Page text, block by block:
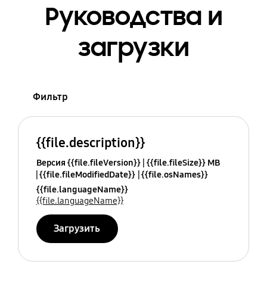
Руководства и
загрузки
Фильтр
{{file.description}}
Версия {{file.fileVersion}} {{file.fileSize}} MB
{{file.fileModifiedDate}} {{file.osNames}}
{{file.languageName}}
{{file.languageName}}
Загрузить